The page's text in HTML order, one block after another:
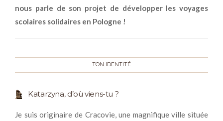
nous parle de son projet de développer les voyages
scolaires solidaires en Pologne !
TON IDENTITÉ
Katarzyna, d’où viens-tu ?
Je suis originaire de Cracovie, une magnifique ville située